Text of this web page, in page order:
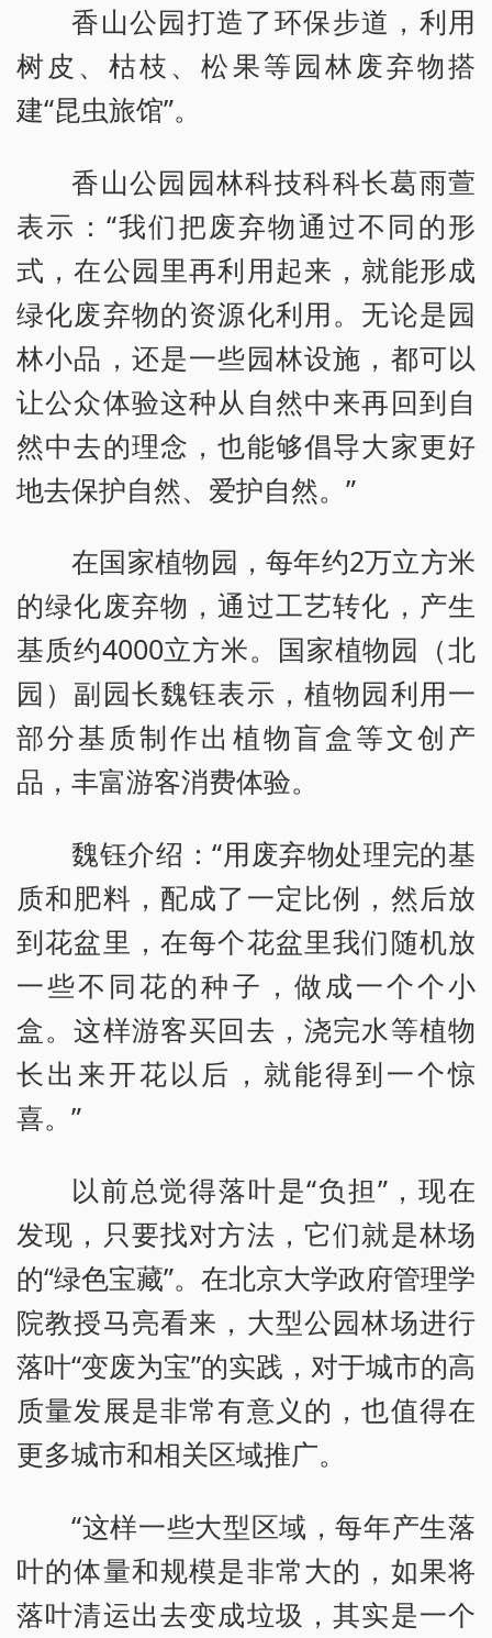
香山公园打造了环保步道，利用
树皮、枯枝、松果等园林废弃物搭
建“昆虫旅馆”。
香山公园园林科技科科长葛雨萱
表示：“我们把废弃物通过不同的形
式，在公园里再利用起来，就能形成
绿化废弃物的资源化利用。无论是园
林小品，还是一些园林设施，都可以
让公众体验这种从自然中来再回到自
然中去的理念，也能够倡导大家更好
地去保护自然、爱护自然。”
在国家植物园，每年约2万立方米
的绿化废弃物，通过工艺转化，产生
基质约4000立方米。国家植物园（北
园）副园长魏钰表示，植物园利用一
部分基质制作出植物盲盒等文创产
品，丰富游客消费体验。
魏钰介绍：“用废弃物处理完的基
质和肥料，配成了一定比例，然后放
到花盆里，在每个花盆里我们随机放
一些不同花的种子，做成一个个小
盒。这样游客买回去，浇完水等植物
长出来开花以后，就能得到一个惊
喜。”
以前总觉得落叶是“负担”，现在
发现，只要找对方法，它们就是林场
的“绿色宝藏”。在北京大学政府管理学
院教授马亮看来，大型公园林场进行
落叶“变废为宝”的实践，对于城市的高
质量发展是非常有意义的，也值得在
更多城市和相关区域推广。
“这样一些大型区域，每年产生落
叶的体量和规模是非常大的，如果将
落叶清运出去变成垃圾，其实是一个